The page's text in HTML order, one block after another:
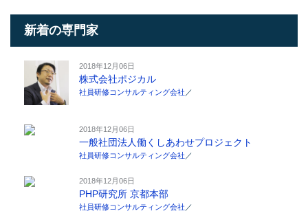
新着の専門家
2018年12月06日
株式会社ポジカル
社員研修コンサルティング会社 ／
2018年12月06日
一般社団法人働くしあわせプロジェクト
社員研修コンサルティング会社 ／
2018年12月06日
PHP研究所 京都本部
社員研修コンサルティング会社 ／